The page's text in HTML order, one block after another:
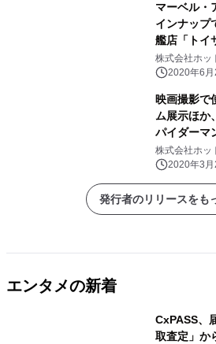
ズ」が、ト
場無料・
マーベル・
インナッ
艦店「トイ
『アベンジ
ガストアが
株式会社ホッ
2020年6
映画撮影で
ム展示ほか
パイダーマ
ア ジャパ
名古屋に期
株式会社ホッ
2020年3
発行者のリリースをも
エンタメの新着
CxPASS、
取査定」か